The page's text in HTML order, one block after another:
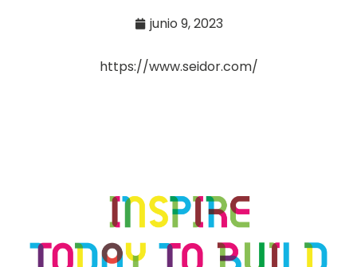
junio 9, 2023
https://www.seidor.com/